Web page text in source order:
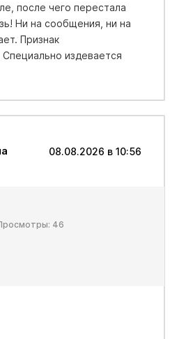
после чего перестала
Ни на сообщения, ни на
Признак
издевается
08.08.2026 в 10:56
46